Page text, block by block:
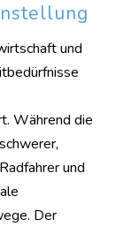
und
Während die
und
Der